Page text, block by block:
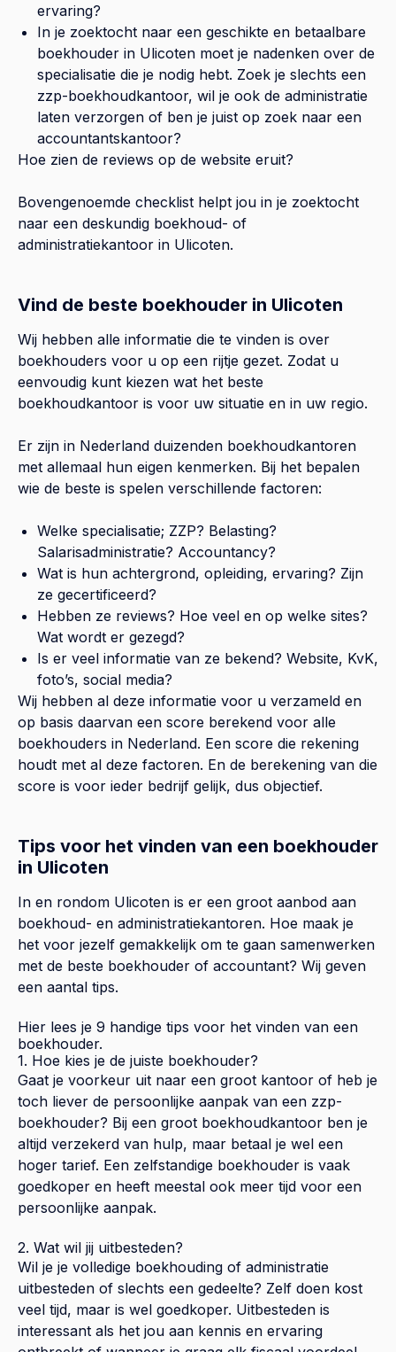
ervaring?
In je zoektocht naar een geschikte en betaalbare
boekhouder in Ulicoten moet je nadenken over de
specialisatie die je nodig hebt. Zoek je slechts een
zzp-boekhoudkantoor, wil je ook de administratie
laten verzorgen of ben je juist op zoek naar een
accountantskantoor?
Hoe zien de reviews op de website eruit?
Bovengenoemde checklist helpt jou in je zoektocht
naar een deskundig boekhoud- of
administratiekantoor in Ulicoten.
Vind de beste boekhouder in Ulicoten
Wij hebben alle informatie die te vinden is over
boekhouders voor u op een rijtje gezet. Zodat u
eenvoudig kunt kiezen wat het beste
boekhoudkantoor is voor uw situatie en in uw regio.
Er zijn in Nederland duizenden boekhoudkantoren
met allemaal hun eigen kenmerken. Bij het bepalen
wie de beste is spelen verschillende factoren:
Welke specialisatie; ZZP? Belasting?
Salarisadministratie? Accountancy?
Wat is hun achtergrond, opleiding, ervaring? Zijn
ze gecertificeerd?
Hebben ze reviews? Hoe veel en op welke sites?
Wat wordt er gezegd?
Is er veel informatie van ze bekend? Website, KvK,
foto’s, social media?
Wij hebben al deze informatie voor u verzameld en
op basis daarvan een score berekend voor alle
boekhouders in Nederland. Een score die rekening
houdt met al deze factoren. En de berekening van die
score is voor ieder bedrijf gelijk, dus objectief.
Tips voor het vinden van een boekhouder
in Ulicoten
In en rondom Ulicoten is er een groot aanbod aan
boekhoud- en administratiekantoren. Hoe maak je
het voor jezelf gemakkelijk om te gaan samenwerken
met de beste boekhouder of accountant? Wij geven
een aantal tips.
Hier lees je 9 handige tips voor het vinden van een
boekhouder.
1. Hoe kies je de juiste boekhouder?
Gaat je voorkeur uit naar een groot kantoor of heb je
toch liever de persoonlijke aanpak van een zzp-
boekhouder? Bij een groot boekhoudkantoor ben je
altijd verzekerd van hulp, maar betaal je wel een
hoger tarief. Een zelfstandige boekhouder is vaak
goedkoper en heeft meestal ook meer tijd voor een
persoonlijke aanpak.
2. Wat wil jij uitbesteden?
Wil je je volledige boekhouding of administratie
uitbesteden of slechts een gedeelte? Zelf doen kost
veel tijd, maar is wel goedkoper. Uitbesteden is
interessant als het jou aan kennis en ervaring